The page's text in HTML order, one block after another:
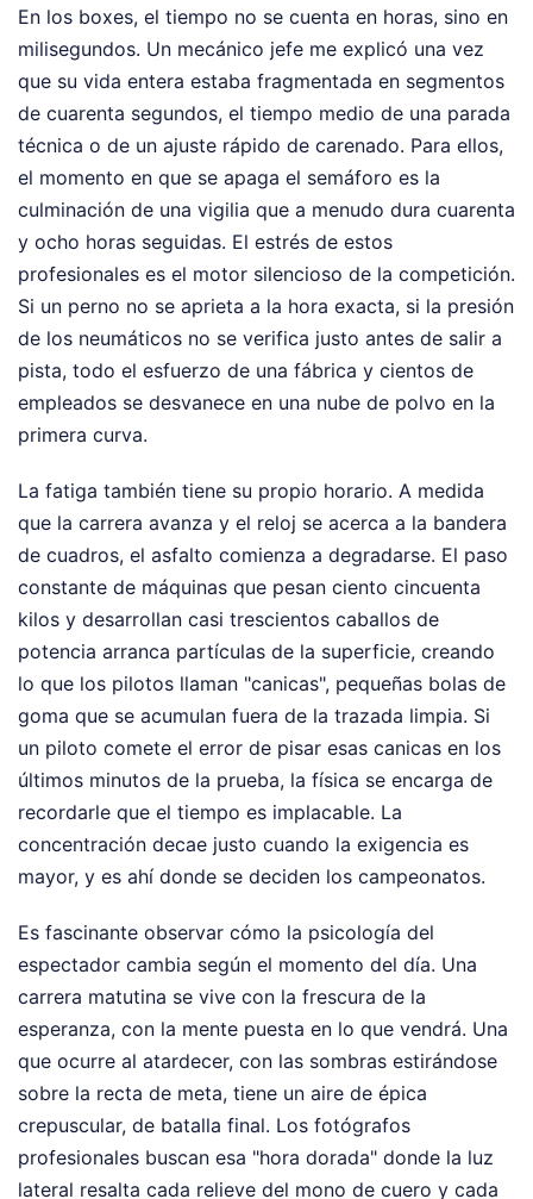
En los boxes, el tiempo no se cuenta en horas, sino en
milisegundos. Un mecánico jefe me explicó una vez
que su vida entera estaba fragmentada en segmentos
de cuarenta segundos, el tiempo medio de una parada
técnica o de un ajuste rápido de carenado. Para ellos,
el momento en que se apaga el semáforo es la
culminación de una vigilia que a menudo dura cuarenta
y ocho horas seguidas. El estrés de estos
profesionales es el motor silencioso de la competición.
Si un perno no se aprieta a la hora exacta, si la presión
de los neumáticos no se verifica justo antes de salir a
pista, todo el esfuerzo de una fábrica y cientos de
empleados se desvanece en una nube de polvo en la
primera curva.
La fatiga también tiene su propio horario. A medida
que la carrera avanza y el reloj se acerca a la bandera
de cuadros, el asfalto comienza a degradarse. El paso
constante de máquinas que pesan ciento cincuenta
kilos y desarrollan casi trescientos caballos de
potencia arranca partículas de la superficie, creando
lo que los pilotos llaman "canicas", pequeñas bolas de
goma que se acumulan fuera de la trazada limpia. Si
un piloto comete el error de pisar esas canicas en los
últimos minutos de la prueba, la física se encarga de
recordarle que el tiempo es implacable. La
concentración decae justo cuando la exigencia es
mayor, y es ahí donde se deciden los campeonatos.
Es fascinante observar cómo la psicología del
espectador cambia según el momento del día. Una
carrera matutina se vive con la frescura de la
esperanza, con la mente puesta en lo que vendrá. Una
que ocurre al atardecer, con las sombras estirándose
sobre la recta de meta, tiene un aire de épica
crepuscular, de batalla final. Los fotógrafos
profesionales buscan esa "hora dorada" donde la luz
lateral resalta cada relieve del mono de cuero y cada